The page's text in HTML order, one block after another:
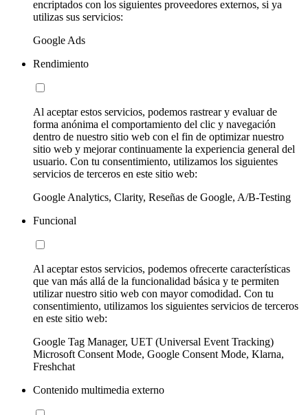
encriptados con los siguientes proveedores externos, si ya
utilizas sus servicios:
Google Ads
Rendimiento
Al aceptar estos servicios, podemos rastrear y evaluar de
forma anónima el comportamiento del clic y navegación
dentro de nuestro sitio web con el fin de optimizar nuestro
sitio web y mejorar continuamente la experiencia general del
usuario. Con tu consentimiento, utilizamos los siguientes
servicios de terceros en este sitio web:
Google Analytics, Clarity, Reseñas de Google, A/B-Testing
Funcional
Al aceptar estos servicios, podemos ofrecerte características
que van más allá de la funcionalidad básica y te permiten
utilizar nuestro sitio web con mayor comodidad. Con tu
consentimiento, utilizamos los siguientes servicios de terceros
en este sitio web:
Google Tag Manager, UET (Universal Event Tracking)
Microsoft Consent Mode, Google Consent Mode, Klarna,
Freshchat
Contenido multimedia externo